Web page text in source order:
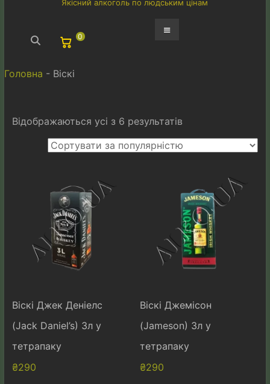
Якісний алкоголь по людським цінам
Меню
0
Головна - Віскі
Відображаються усі з 6 результатівВідсортовано
за
популярністю
Віскі Джек Деніелс
(Jack Daniel’s) 3л у
тетрапаку
₴290
Віскі Джемісон
(Jameson) 3л у
тетрапаку
₴290